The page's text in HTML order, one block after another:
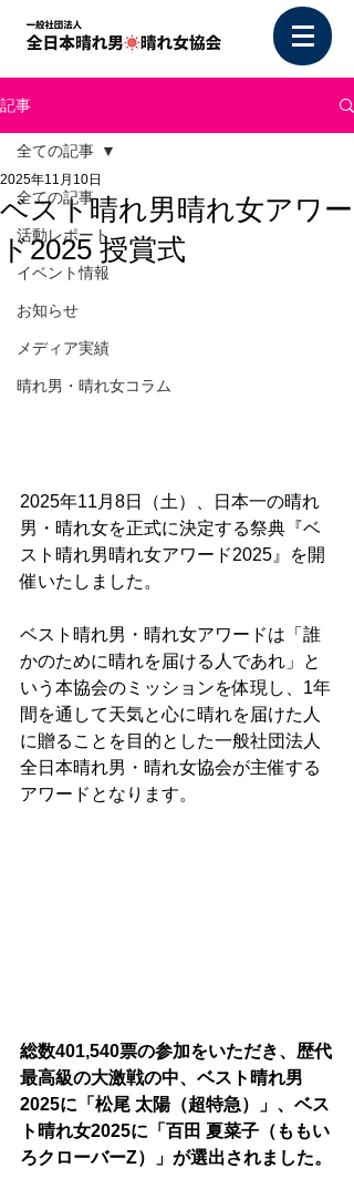
記事
全ての記事
活動レポート
イベント情報
お知らせ
メディア実績
晴れ男・晴れ女コラム
全ての記事
ベスト晴れ男晴れ女アワー
ド2025 授賞式
2025年11月10日
2025年11月8日（土）、日本一の晴れ
男・晴れ女を正式に決定する祭典『ベ
スト晴れ男晴れ女アワード2025』を開
催いたしました。
ベスト晴れ男・晴れ女アワードは「誰
かのために晴れを届ける人であれ」と
いう本協会のミッションを体現し、1年
間を通して天気と心に晴れを届けた人
に贈ることを目的とした一般社団法人
全日本晴れ男・晴れ女協会が主催する
アワードとなります。
総数401,540票の参加をいただき、歴代
最高級の大激戦の中、ベスト晴れ男
2025に「松尾 太陽（超特急）」、ベス
ト晴れ女2025に「百田 夏菜子（ももい
ろクローバーZ）」が選出されました。